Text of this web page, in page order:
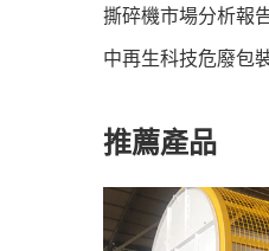
撕碎機市場分析報
中再生科技危廢包
推薦產品